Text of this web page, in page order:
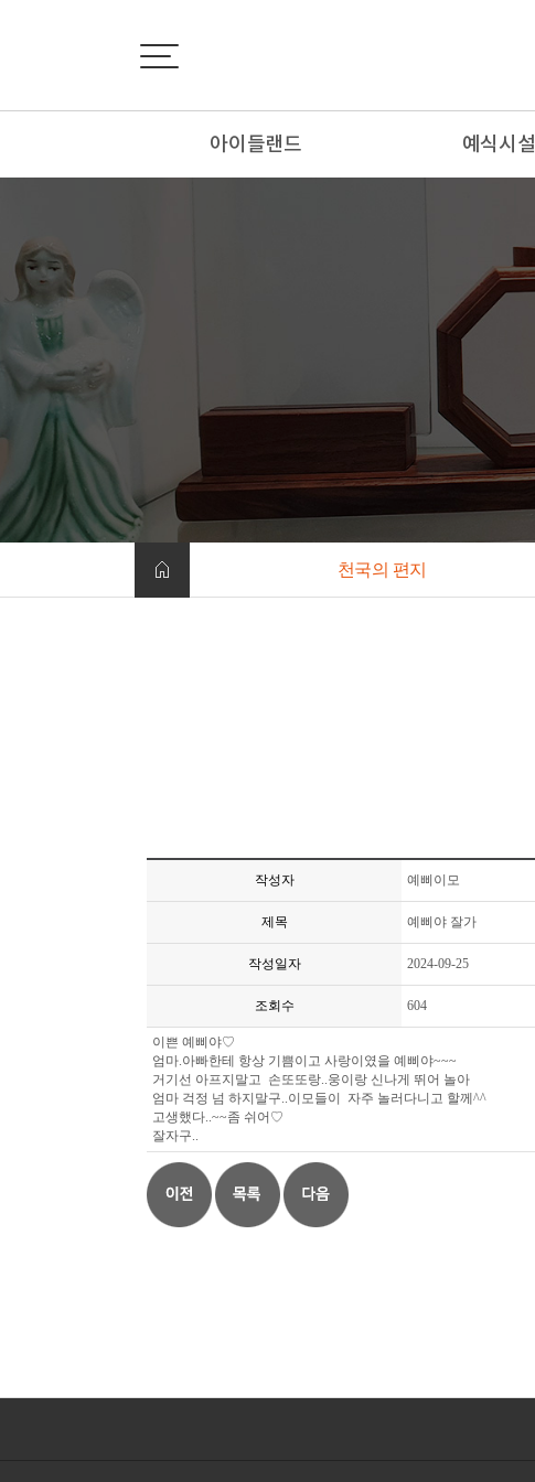
아이들랜드 예식시설
내부전경
추모실
봉안당
천국의 편지
작성자 예삐이모
제목 예삐야 잘가
작성일자 2024-09-25
조회수 604
이쁜 예삐야♡
엄마.아빠한테 항상 기쁨이고 사랑이였을 예삐야~~~
거기선 아프지말고 손또또랑..웅이랑 신나게 뛰어 놀아
엄마 걱정 넘 하지말구..이모들이 자주 놀러다니고 할께^^
고생했다..~~좀 쉬어♡
잘자구..